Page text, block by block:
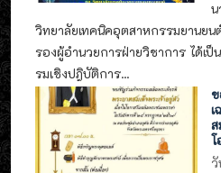
น
วิทยาลัยเทคนิคอุตสาหกรรมยานย
รองผู้อำนวยการฝ่ายวิชาการ ได้เป็
รมเชิงปฎิบัติการ...
เ
ส
โ